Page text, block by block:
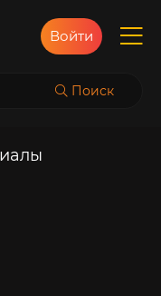
Поиск
Войти